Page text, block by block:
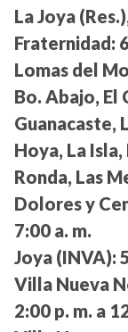
La Joya
Fraternidad:
Lomas del
Bo. Abajo, El
Guanacaste,
Hoya, La
Ronda, Las
Dolores y
7:00 a. m.
Joya (INVA):
Villa Nueva
2:00 p. m. a